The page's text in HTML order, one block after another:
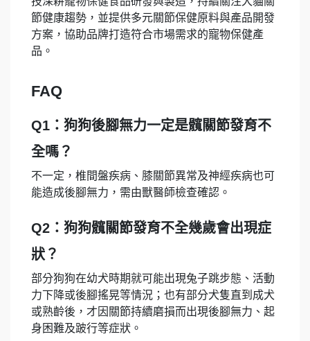
節健康趨勢，並提供多元關節保健原料與產品開發
方案，協助品牌打造符合市場需求的寵物保健產
品。
FAQ
Q1：狗狗後腳無力一定是髖關節發育不
全嗎？
不一定，椎間盤疾病、膝關節異常及神經疾病也可
能造成後腳無力，需由獸醫師檢查確認。
Q2：狗狗髖關節發育不全幾歲會出現症
狀？
部分狗狗在幼犬時期就可能出現兔子跳步態、活動
力下降或後腳搖晃等情況；也有部分犬隻直到成犬
或熟齡後，才因關節持續磨損而出現後腳無力、起
身困難及跛行等症狀。